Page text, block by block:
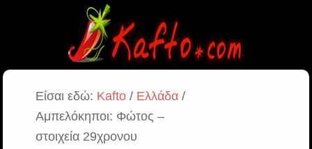
Είσαι εδώ: Kafto/ Ελλάδα/
Αμπελόκηποι: Φώτος –
στοιχεία 29χρονου